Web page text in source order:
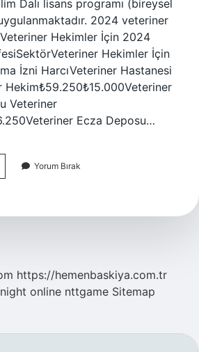
Dalı lisans programı (bireysel
2024 veteriner
Veteriner Hekimler İçin 2024
Hekimler İçin
İzni HarcıVeteriner Hastanesi
Hekim₺59.250₺15.000Veteriner
Veteriner
Ecza Deposu…
Yorum Bırak
https://hemenbaskiya.com.tr
online nttgame Sitemap